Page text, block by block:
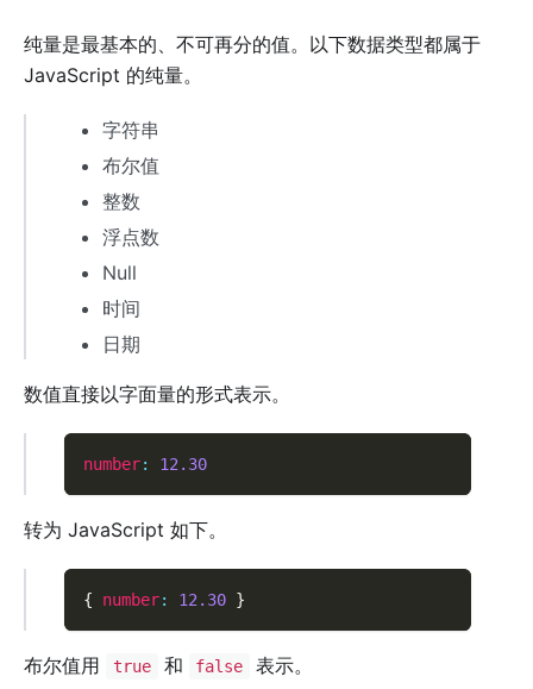
纯量是最基本的、不可再分的值。以下数据类型都属于
JavaScript 的纯量。
字符串
布尔值
整数
浮点数
Null
时间
日期
数值直接以字面量的形式表示。
number: 12.30
转为 JavaScript 如下。
{ number: 12.30 }
布尔值用 true 和 false 表示。